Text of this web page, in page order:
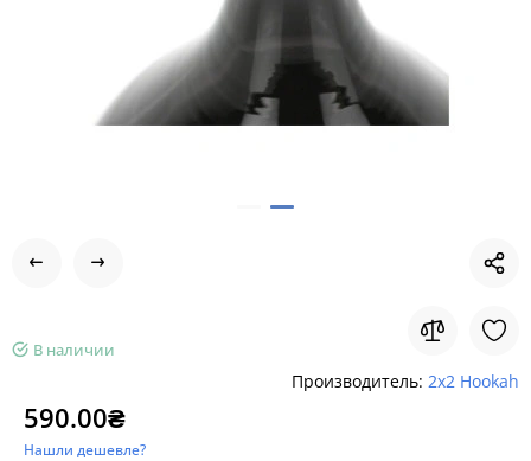
В наличии
Производитель: 2x2 Hookah
590.00₴
Нашли дешевле?